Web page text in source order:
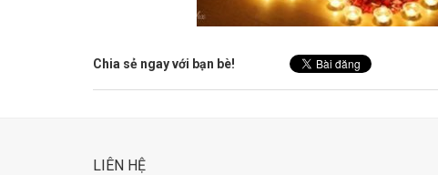
Chia sẻ ngay với bạn bè!
LIÊN HỆ